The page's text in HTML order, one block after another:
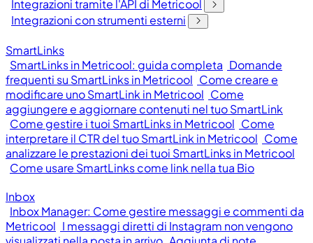
Integrazioni tramite l'API di Metricool
Integrazioni con strumenti esterni
SmartLinks
SmartLinks in Metricool: guida completa Domande
frequenti su SmartLinks in Metricool Come creare e
modificare uno SmartLink in Metricool Come
aggiungere e aggiornare contenuti nel tuo SmartLink
Come gestire i tuoi SmartLinks in Metricool Come
interpretare il CTR del tuo SmartLink in Metricool Come
analizzare le prestazioni dei tuoi SmartLinks in Metricool
Come usare SmartLinks come link nella tua Bio
Inbox
Inbox Manager: Come gestire messaggi e commenti da
Metricool I messaggi diretti di Instagram non vengono